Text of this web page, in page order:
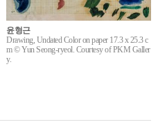
윤형근
Drawing, Undated Color on paper 17.3 x 25.3 c
m © Yun Seong-ryeol. Courtesy of PKM Galler
y.